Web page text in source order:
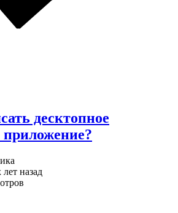
десктопное
приложение?
лет назад